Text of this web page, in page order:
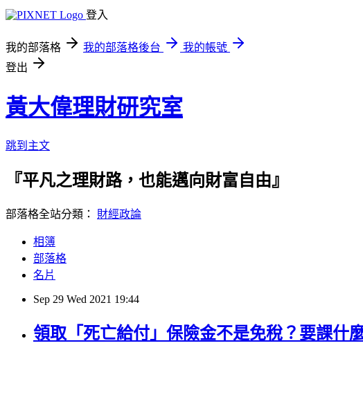
登入
我的部落格 我的部落格後台
我的帳號
登出
黃大偉理財研究室
跳到主文
『平凡之理財路，也能邁向財富自由』
部落格全站分類： 財經政論
相簿
部落格
名片
Sep 29 Wed 2021 19:44
領取「死亡給付」保險金不是免稅？要課什